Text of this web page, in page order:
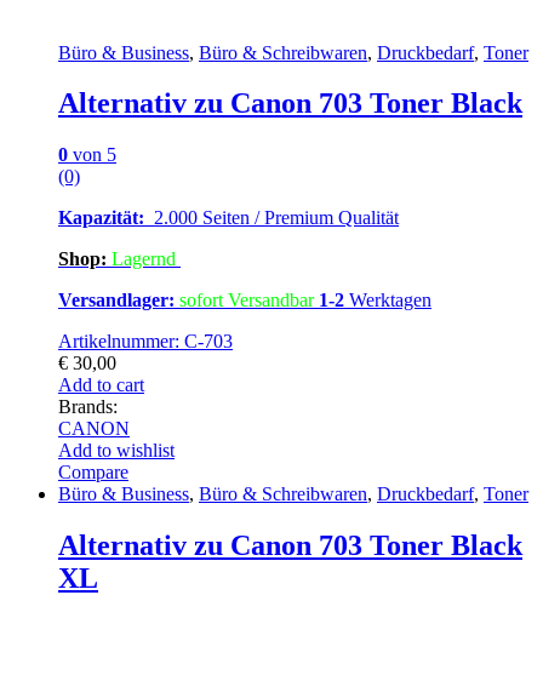
Büro & Business, Büro & Schreibwaren, Druckbedarf, Toner
Alternativ zu Canon 703 Toner Black
0 von 5
(0)
Kapazität: 2.000 Seiten / Premium Qualität
Shop: Lagernd
Versandlager: sofort Versandbar 1-2 Werktagen
Artikelnummer: C-703
€ 30,00
Add to cart
Brands:
CANON
Add to wishlist
Compare
Büro & Business, Büro & Schreibwaren, Druckbedarf, Toner
Alternativ zu Canon 703 Toner Black
XL